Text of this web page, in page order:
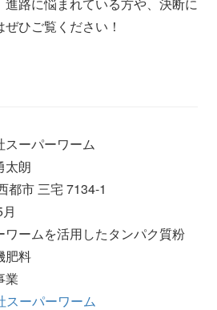
ひご覧ください！
パーワーム
朗
三宅 7134-1
ムを活用したタンパク質粉
肥料
スーパーワーム